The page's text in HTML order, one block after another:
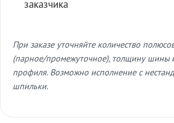
заказчика
При заказе уточняйте количество
(парное/промежуточное), толщину шины
профиля. Возможно исполнение с
шпильки.